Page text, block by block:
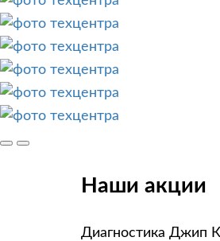
Наши акции
Диагностика Джип